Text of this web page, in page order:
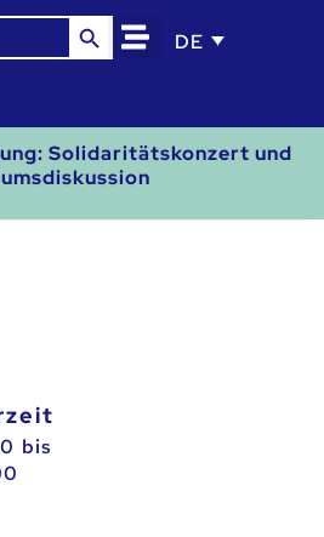
Search Button
DE
Solidaritätskonzert und
bis